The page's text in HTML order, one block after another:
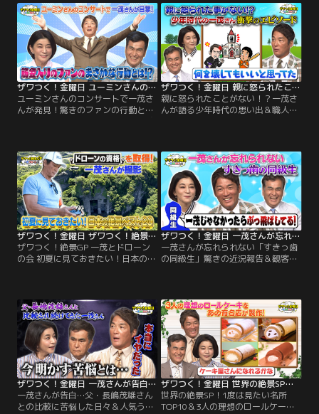
謎】 最近の支払い事情をテーマにザ
ワつくトリオが語り合う！ちさ子が
「Vポイント」を活用し始めたとい
う話題から、一茂の意外な私生活が
発覚。 クレジットカード派を自称す
る一茂だったが…。
ちさ子は、アメリカの高校に留学し
ていた長男の卒業式にまつわるエピ
ソードを披露！まさかのアメリカ流
の驚きのマッチングシステムにスタ
ジオも騒然！
ザワつく！金曜日 ユーミンさんのコンサートで一茂さんが発見！驚きのファンの行動とは？＆ソフトクリームVSプリンで究極の2択（2026/07/03放送分）
ユーミンさんのコンサートで一茂さ
んが発見！驚きのファンの行動と
◆【オープニングトーク】ちさ子が
ハワイで鑑賞した「シルク・ドゥ・
ソレイユ」の魅力を熱弁！臨場感あ
ふれるパフォーマンスに感動したと
明かした。
ザワつく！金曜日 親に怒られたことがない！？一茂さんが語る少年時代の思い出＆職人が作った高級箸の目利き対決！（2026/06/26放送分）
親に怒られたことがない！？一茂さ
んが語る少年時代の思い出＆職人が
トーク】一茂が驚愕の幼少期を告
白！泥だらけで帰宅しても、何百万
もする盆栽を 割っても一切怒られな
かったという「怒られない教育」の
真実とは！？さらに、教会の窓ガラ
スを粉砕！
ザワつく！金曜日 ザワつく！絶景GP 一茂とドローンの会 初夏に見ておきたい！日本の絶景ベスト20 ドローンの資格を取得した一茂さんが撮影！（2026/06/19放送分）
ザワつく！絶景GP 一茂とドローン
の会 初夏に見ておきたい！日本の絶
ざいます ◆初夏に見ておきたい「日
本の絶景ベスト20」を一挙大公開！
絶景のプロが厳選した、この時期に
しか見られない奇跡の光景が続々登
場！
ザワつく！金曜日 一茂さんが忘れられない「すきっ歯の同級生」驚きの近況報告＆観客100人が選ぶのは？絶品ご当地丼（2026/06/19放送分）
一茂さんが忘れられない「すきっ歯
の同級生」驚きの近況報告＆観客
ングトーク】ちさ子の息子さんの彼
女の話題からスタート！非常に賢
く、息子さんを 「教育してくれてい
る」という彼女とのエピソードを披
露。
ザワつく！金曜日 一茂さんが告白…父・長嶋茂雄さんとの比較に苦悩した日々＆人気うどん店で“最強トッピング王決定戦”（2026/06/05放送分）
一茂さんが告白…父・長嶋茂雄さん
との比較に苦悩した日々＆人気うど
ザワつく！金曜日 世界の絶景SP！1度は見たい名所TOP10＆3人の理想のロールケーキを有名店が叶える！？！（2026/05/29放送分）
世界の絶景SP！1度は見たい名所
TOP10＆3人の理想のロールケーキ